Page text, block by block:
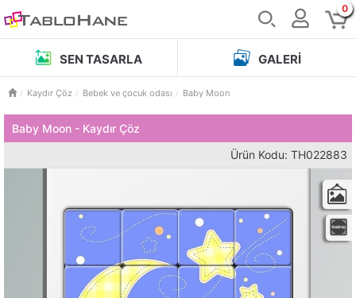
0
SEN TASARLA GALERI
Kaydır Çöz Bebek ve çocuk odası Baby Moon
Baby Moon - Kaydır Çöz
Ürün Kodu: TH022883